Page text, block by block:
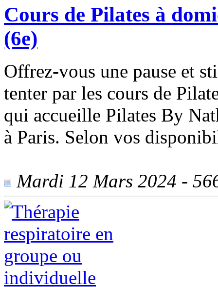
Cours de Pilates à
(6e)
Offrez-vous une pause et
tenter par les cours de
qui accueille Pilates By
à Paris. Selon vos
Mardi 12 Mars 2024 -